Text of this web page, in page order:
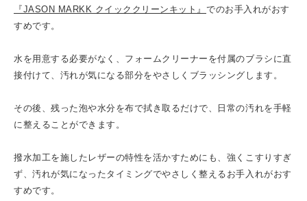
『JASON MARKK クイッククリーンキット』でのお手入れがおす
すめです。
水を用意する必要がなく、フォームクリーナーを付属のブラシに直
接付けて、汚れが気になる部分をやさしくブラッシングします。
その後、残った泡や水分を布で拭き取るだけで、日常の汚れを手軽
に整えることができます。
撥水加工を施したレザーの特性を活かすためにも、強くこすりすぎ
ず、汚れが気になったタイミングでやさしく整えるお手入れがおす
すめです。